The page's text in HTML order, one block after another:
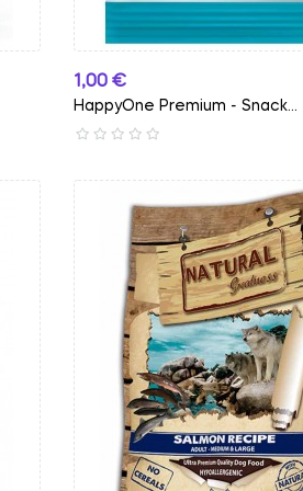
Preço
1,00 €
HappyOne Premium - Snack...